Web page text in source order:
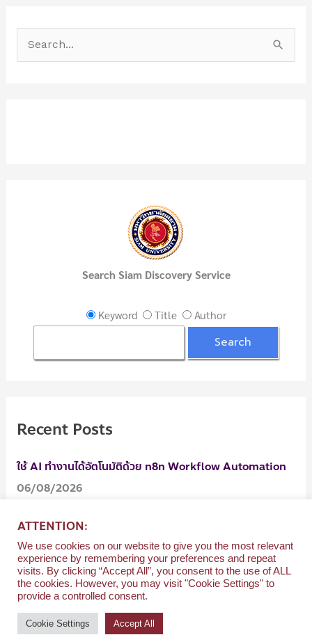
e
Search Siam Discovery Service
Keyword Title Author
Recent Posts
ใช้ AI ทำงานได้อัตโนมัติด้วย n8n Workflow Automation
06/08/2026
06/08/2026
การวินิจฉัยและการจัดการรักษาเนื้องอกและมะเร็งช่องปาก
05/08/2026
ATTENTION:
We use cookies on our website to give you the most relevant
experience by remembering your preferences and repeat
visits. By clicking “Accept All”, you consent to the use of ALL
the cookies. However, you may visit "Cookie Settings" to
provide a controlled consent.
Cookie Settings Accept All